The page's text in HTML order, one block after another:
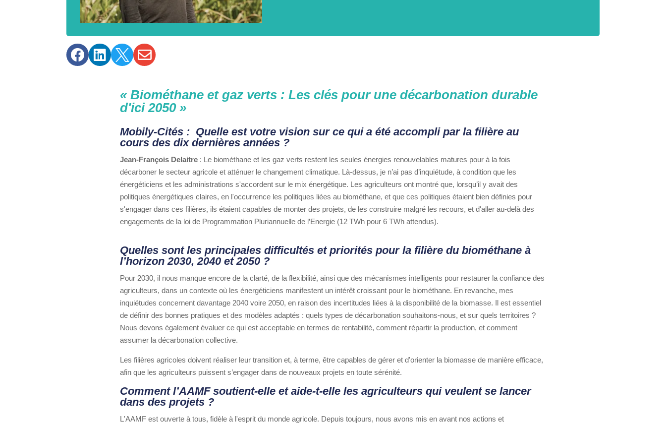
   
« Biométhane et gaz verts : Les clés pour une décarbonation durable
d'ici 2050 »
Mobily-Cités : Quelle est votre vision sur ce qui a été accompli par la filière au
cours des dix dernières années ?
Jean-François Delaitre: Le biométhane et les gaz verts restent les seules énergies renouvelables matures pour à la fois
décarboner le secteur agricole et atténuer le changement climatique. Là-dessus, je n’ai pas d’inquiétude, à condition que les
énergéticiens et les administrations s'accordent sur le mix énergétique. Les agriculteurs ont montré que, lorsqu’il y avait des
politiques énergétiques claires, en l'occurrence les politiques liées au biométhane, et que ces politiques étaient bien définies pour
s'engager dans ces filières, ils étaient capables de monter des projets, de les construire malgré les recours, et d'aller au-delà des
engagements de la loi de Programmation Pluriannuelle de l’Energie (12 TWh pour 6 TWh attendus).
Quelles sont les principales difficultés et priorités pour la filière du biométhane à
l’horizon 2030, 2040 et 2050 ?
Pour 2030, il nous manque encore de la clarté, de la flexibilité, ainsi que des mécanismes intelligents pour restaurer la confiance des
agriculteurs, dans un contexte où les énergéticiens manifestent un intérêt croissant pour le biométhane. En revanche, mes
inquiétudes concernent davantage 2040 voire 2050, en raison des incertitudes liées à la disponibilité de la biomasse. Il est essentiel
de définir des bonnes pratiques et des modèles adaptés : quels types de décarbonation souhaitons-nous, et sur quels territoires ?
Nous devons également évaluer ce qui est acceptable en termes de rentabilité, comment répartir la production, et comment
assumer la décarbonation collective.
Les filières agricoles doivent réaliser leur transition et, à terme, être capables de gérer et d'orienter la biomasse de manière efficace,
afin que les agriculteurs puissent s’engager dans de nouveaux projets en toute sérénité.
Comment l’AAMF soutient-elle et aide-t-elle les agriculteurs qui veulent se lancer
dans des projets ?
L'AAMF est ouverte à tous, fidèle à l'esprit du monde agricole. Depuis toujours, nous avons mis en avant nos actions et